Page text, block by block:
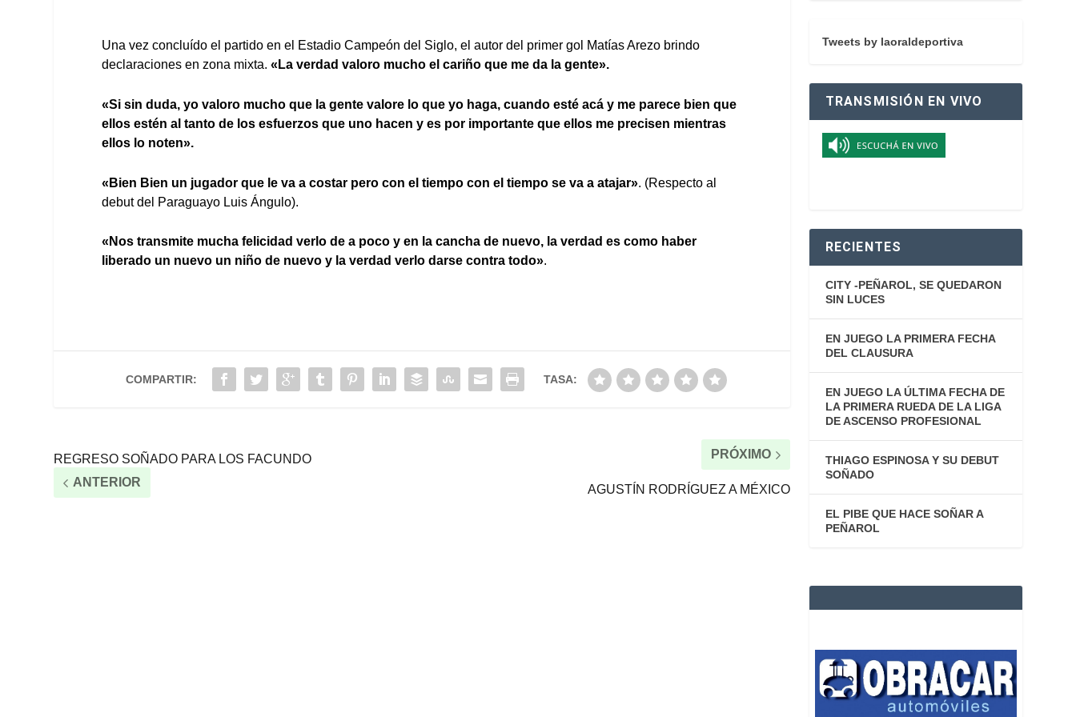
Una vez concluído el partido en el Estadio Campeón del Siglo, el autor del primer gol Matías Arezo brindo
declaraciones en zona mixta.«La verdad valoro mucho el cariño que me da la gente».
«Si sin duda, yo valoro mucho que la gente valore lo que yo haga, cuando esté acá y me parece bien que
ellos estén al tanto de los esfuerzos que uno hacen y es por importante que ellos me precisen mientras
ellos lo noten».
«Bien Bien un jugador que le va a costar pero con el tiempo con el tiempo se va a atajar». (Respecto al
debut del Paraguayo Luis Ángulo).
«Nos transmite mucha felicidad verlo de a poco y en la cancha de nuevo, la verdad es como haber
liberado un nuevo un niño de nuevo y la verdad verlo darse contra todo».
COMPARTIR: TASA:
REGRESO SOÑADO PARA LOS FACUNDO
ANTERIOR
PRÓXIMO
AGUSTÍN RODRÍGUEZ A MÉXICO
Tweets by laoraldeportiva
TRANSMISIÓN EN VIVO
RECIENTES
CITY -PEÑAROL, SE QUEDARON
SIN LUCES
EN JUEGO LA PRIMERA FECHA
DEL CLAUSURA
EN JUEGO LA ÚLTIMA FECHA DE
LA PRIMERA RUEDA DE LA LIGA
DE ASCENSO PROFESIONAL
THIAGO ESPINOSA Y SU DEBUT
SOÑADO
EL PIBE QUE HACE SOÑAR A
PEÑAROL